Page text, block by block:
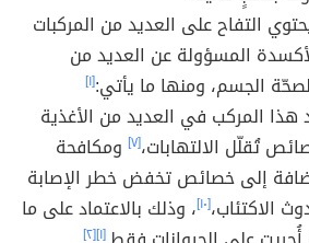
التفاح على العديد من المركبات
المسؤولة عن العديد من
الجسم، ومنها ما يأتي:[١]
هذا المركب في العديد من الأغذية
تُقلّل الالتهابات،[٧] ومكافحة
إلى خصائص تخفض خطر الإصابة
الاكتئاب،[١٠] ، وذلك بالاعتماد على ما
[١] [٢]